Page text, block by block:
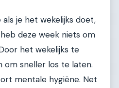
je het wekelijks doet,
deze week niets om
het wekelijks te
om sneller los te laten.
mentale hygiëne. Net